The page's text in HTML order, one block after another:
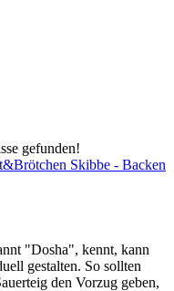
gefunden!
Skibbe - Backen
"Dosha", kennt, kann
gestalten. So sollten
den Vorzug geben,